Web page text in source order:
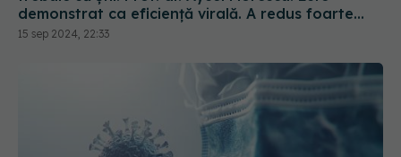
mult riscul de spitalizare
15 sep 2024, 22:33